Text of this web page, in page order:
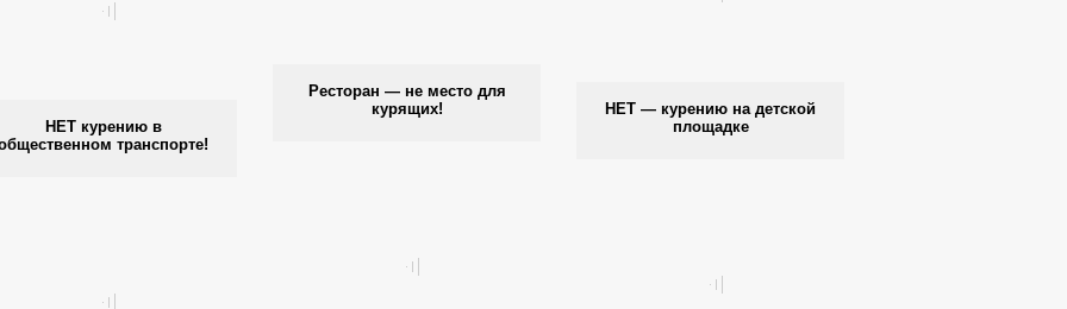
Ресторан — не место для
курящих!
НЕТ — курению на детской
площадке
НЕТ курению в
транспорте!